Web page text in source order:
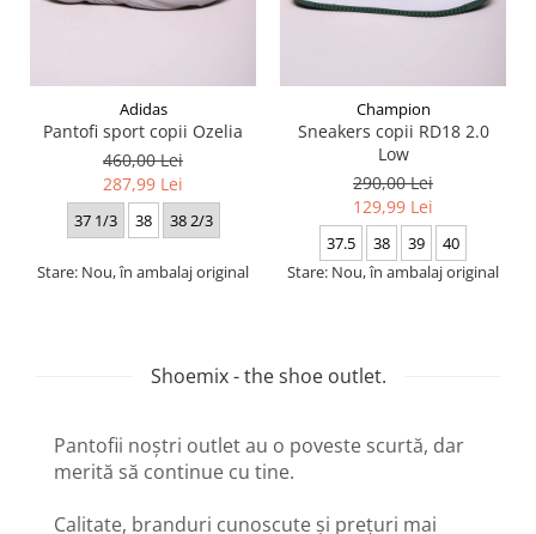
Adidas
Pantofi sport copii Ozelia
460,00 Lei
287,99 Lei
37 1/3 38 38 2/3
Stare: Nou, în ambalaj original
Champion
Sneakers copii RD18 2.0
Low
290,00 Lei
129,99 Lei
37.5 38 39
40
Stare: Nou, în ambalaj original
Shoemix - the shoe outlet.
Pantofii noștri outlet au o poveste scurtă, dar
merită să continue cu tine.
Calitate, branduri cunoscute și prețuri mai